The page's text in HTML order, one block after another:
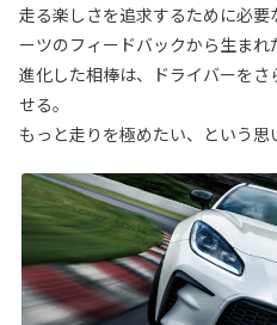
走る楽しさを追求するために必要
ーツのフィードバックから生まれ
進化した相棒は、ドライバーを
せる。
もっと走りを極めたい、という思